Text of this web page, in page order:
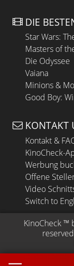
DIE
Star Wars:
Masters of
Die Odyssee
Vaiana
Minions &
Good Boy:
KONTAKT
Kontakt &
KinoCheck-
Werbung
Offene
Video
Switch to
KinoCheck ™